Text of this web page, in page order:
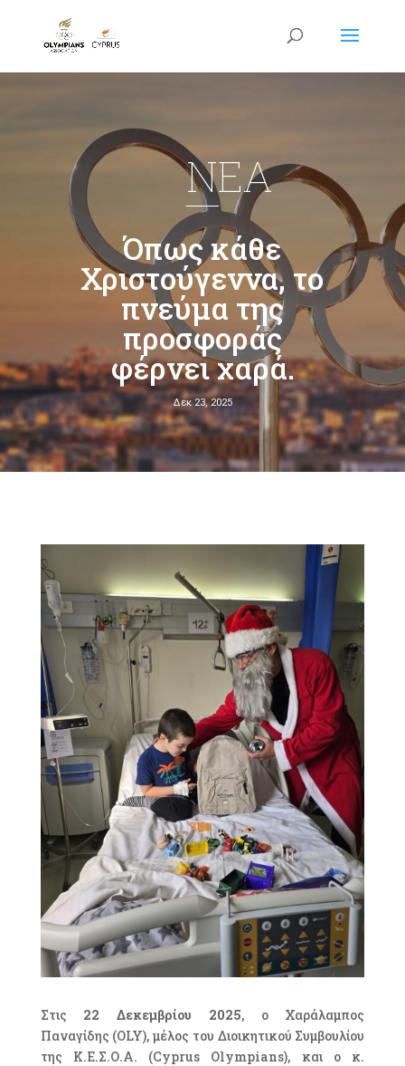
NEA
Όπως κάθε
Χριστούγεννα, το
πνεύμα της
προσφοράς
φέρνει χαρά.
Δεκ 23, 2025
Στις 22 Δεκεμβρίου 2025, ο Χαράλαμπος
Παναγίδης (OLY), μέλος του Διοικητικού Συμβουλίου
της Κ.Ε.Σ.Ο.Α. (Cyprus Olympians), και ο κ.